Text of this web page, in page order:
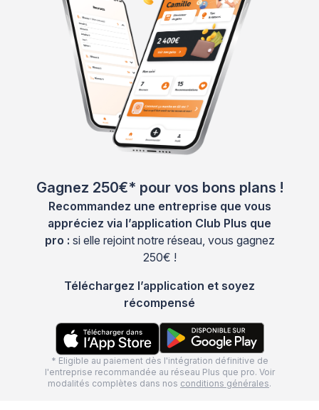
Gagnez 250€* pour vos bons plans !
Recommandez une entreprise que vous
appréciez via l’application Club Plus que
pro : si elle rejoint notre réseau, vous gagnez
250€ !
Téléchargez l’application et soyez
récompensé
* Eligible au paiement dès l'intégration définitive de
l'entreprise recommandée au réseau Plus que pro. Voir
modalités complètes dans nos conditions générales.